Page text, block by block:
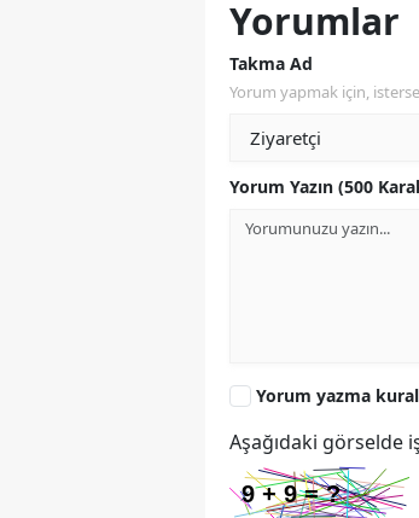
Yorumlar
Takma Ad
Yorum yapmak için,
Yorum Yazın (500
Yorum yazma
Aşağıdaki görselde